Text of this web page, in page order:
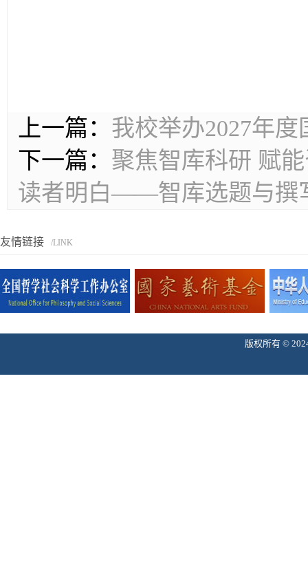
上一篇： 我校举办2027年
下一篇： 聚焦智库科研 赋
读者明白——智库选题与撰
友情链接 /LINK
版权所有 ©